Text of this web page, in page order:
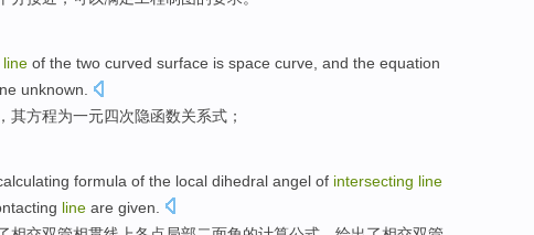
line of the two curved surface is space curve , and the equation
unknown.
， 其方程为一元四次隐函数关系式；
formula of the local dihedral angel of intersecting line
line are given